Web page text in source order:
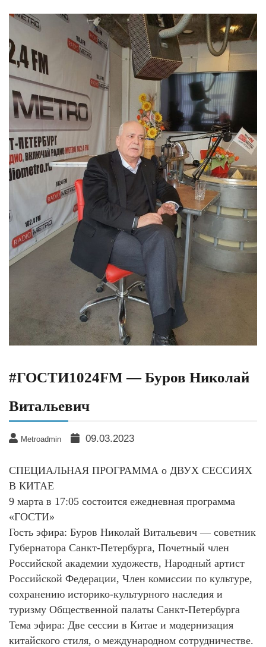
#ГОСТИ1024FM — Буров Николай
Витальевич
Metroadmin 09.03.2023
СПЕЦИАЛЬНАЯ ПРОГРАММА о ДВУХ СЕССИЯХ
В КИТАЕ
9 марта в 17:05 состоится ежедневная программа
«ГОСТИ»
Гость эфира: Буров Николай Витальевич — советник
Губернатора Санкт‑Петербурга, Почетный член
Российской академии художеств, Народный артист
Российской Федерации, Член комиссии по культуре,
сохранению историко-культурного наследия и
туризму Общественной палаты Санкт-Петербурга
Тема эфира: Две сессии в Китае и модернизация
китайского стиля, о международном сотрудничестве.